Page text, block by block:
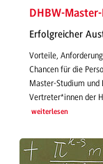
DHBW-
Erfolgreicher
Vorteile,
Chancen für die
Master-Studium und
Vertreter*innen der
weiterlesen